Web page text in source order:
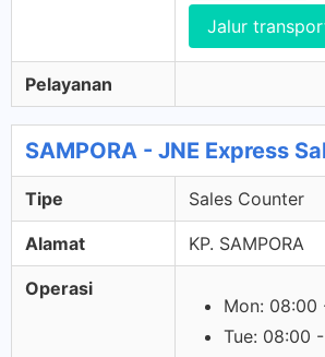
Jalur
Pelayanan
SAMPORA - JNE Express
Tipe Sales Counter
Alamat KP. SAMPORA
Operasi
Mon: 08:00
Tue: 08:00